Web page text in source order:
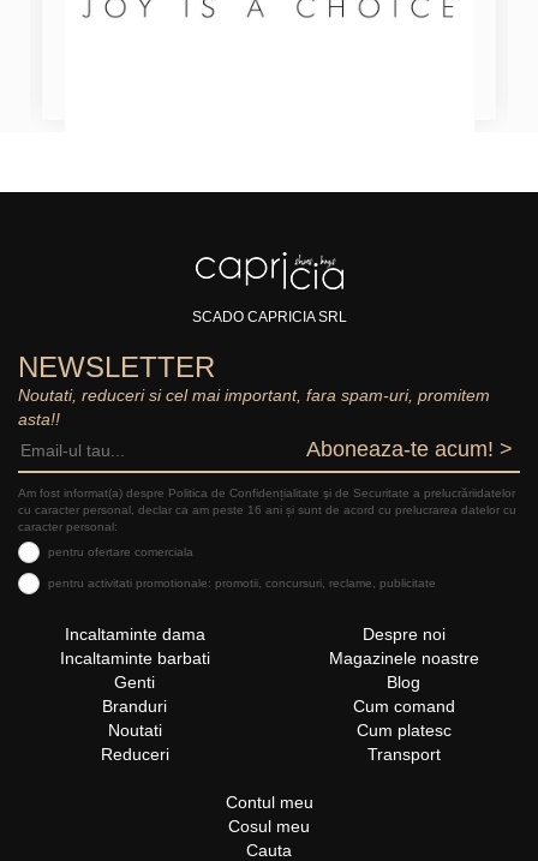
SCADO CAPRICIA SRL
NEWSLETTER
Noutati, reduceri si cel mai important, fara spam-uri, promitem
asta!!
Aboneaza-te acum! >
Am fost informat(a) despre Politica de Confidențialitate şi de Securitate a prelucrăriidatelor
cu caracter personal, declar ca am peste 16 ani și sunt de acord cu prelucrarea datelor cu
caracter personal:
pentru ofertare comerciala
pentru activitati promotionale: promotii, concursuri, reclame, publicitate
Incaltaminte dama
Incaltaminte barbati
Genti
Branduri
Noutati
Reduceri
Despre noi
Magazinele noastre
Blog
Cum comand
Cum platesc
Transport
Contul meu
Cosul meu
Cauta